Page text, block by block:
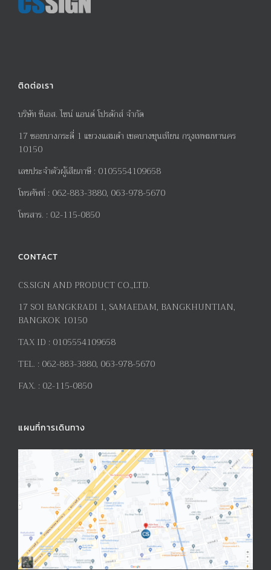
ติดต่อเรา
บริษัท ซีเอส. ไซน์ แอนด์ โปรดักส์ จำกัด
17ซอยบางกระดี่ 1 แขวงแสมดำ เขตบางขุนเทียน กรุงเทพมหานคร
10150
เลขประจำตัวผู้เสียภาษี : 0105554109658
โทรศัพท์ : 062-883-3880, 063-978-5670
โทรสาร. : 02-115-0850
CONTACT
CS.SIGN AND PRODUCT CO.,LTD.
17 SOI BANGKRADI 1, SAMAEDAM, BANGKHUNTIAN,
BANGKOK 10150
TAX ID : 0105554109658
TEL. : 062-883-3880, 063-978-5670
FAX. : 02-115-0850
แผนที่การเดินทาง